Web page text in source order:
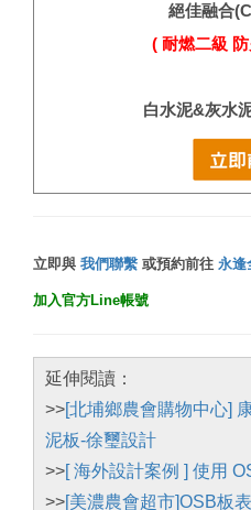
絕佳融合
( 耐燃二級
白水泥&灰水
立即與 我們聯繫 或預約前往 永逢
加入官方Line帳號
延伸閱讀：
>>[北埔鄉農會購物中心]
泥板-徐璽設計
>>[ 海外設計案例 ] 使用
>>[美濃農會超市]OSB板